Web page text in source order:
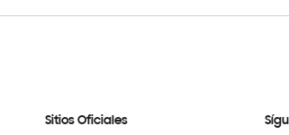
Sitios Oficiales